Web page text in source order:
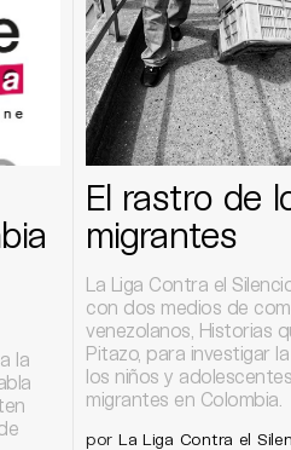
la
El rastro de
migrantes
La Liga Contra el
con dos medios de
venezolanos, Historias
Pitazo, para investigar
los niños y
migrantes en Colombia.
por La Liga Contra el